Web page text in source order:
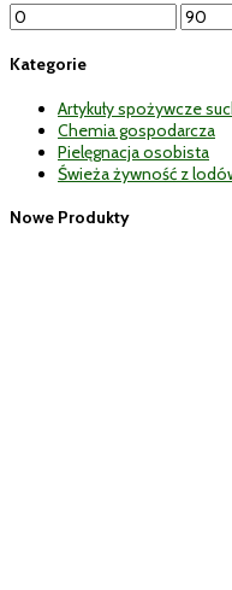
Cena
min
Cena
max
Kategorie
Artykuły spożywcze
Chemia gospodarcza
Pielęgnacja osobista
Świeża żywność z
Nowe Produkty